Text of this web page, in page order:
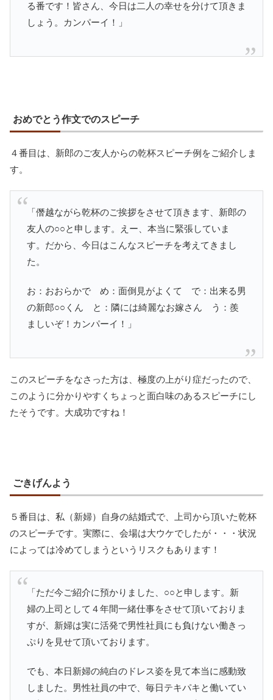
る番です！皆さん、今日は二人の幸せを分けて頂きま
しょう。カンパーイ！」
おめでとう作文でのスピーチ
４番目は、新郎のご友人からの乾杯スピーチ例をご紹介しま
す。
「僭越ながら乾杯のご挨拶をさせて頂きます、新郎の
友人の○○と申します。えー、本当に緊張していま
す。だから、今日はこんなスピーチを考えてきまし
た。
お：おおらかで め：面倒見がよくて で：出来る男
の新郎○○くん と：隣には綺麗なお嫁さん う：羨
ましいぞ！カンパーイ！」
このスピーチをなさった方は、極度の上がり症だったので、
このように分かりやすくちょっと面白味のあるスピーチにし
たそうです。大成功ですね！
ごきげんよう
５番目は、私（新婦）自身の結婚式で、上司から頂いた乾杯
のスピーチです。実際に、会場は大ウケでしたが・・・状況
によっては冷めてしまうというリスクもあります！
「ただ今ご紹介に預かりました、○○と申します。新
婦の上司として４年間一緒仕事をさせて頂いておりま
すが、新婦は実に活発で男性社員にも負けない働きっ
ぷりを見せて頂いております。
でも、本日新婦の純白のドレス姿を見て本当に感動致
しました。男性社員の中で、毎日テキパキと働いてい